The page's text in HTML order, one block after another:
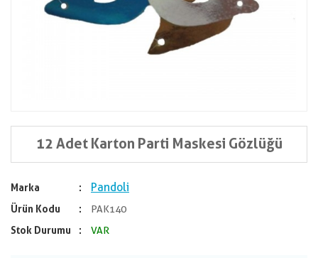
12 Adet Karton Parti Maskesi Gözlüğü
Marka Pandoli
Ürün Kodu
PAK140
Stok Durumu
VAR